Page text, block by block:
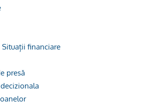
Situații financiare
presă